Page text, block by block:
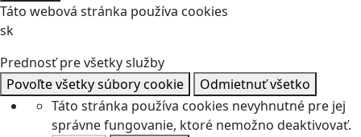
Táto webová stránka používa cookies
sk
Prednosť pre všetky služby
Povoľte všetky súbory cookie
Odmietnuť všetko
Táto stránka používa cookies nevyhnutné pre jej
správne fungovanie, ktoré nemožno deaktivovať.